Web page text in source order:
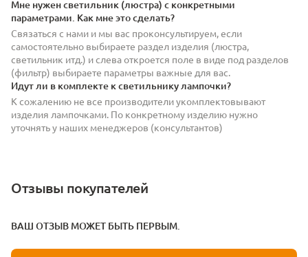
Мне нужен светильник (люстра) с конкретными
параметрами. Как мне это сделать?
Связаться с нами и мы вас проконсультируем, если
самостоятельно выбираете раздел изделия (люстра,
светильник итд.) и слева откроется поле в виде под разделов
(фильтр) выбираете параметры важные для вас.
Идут ли в комплекте к светильнику лампочки?
К сожалению не все производители укомплектовывают
изделия лампочками. По конкретному изделию нужно
уточнять у наших менеджеров (консультантов)
Отзывы покупателей
ВАШ ОТЗЫВ МОЖЕТ БЫТЬ ПЕРВЫМ.